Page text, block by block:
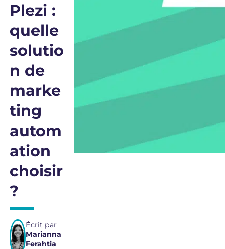
Plezi :
quelle
solutio
n de
marke
ting
autom
ation
choisir
?
Écrit par
Marianna
Ferahtia